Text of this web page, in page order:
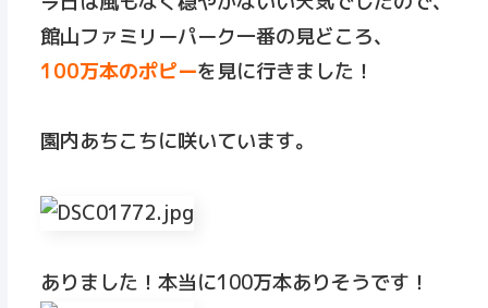
館山ファミリーパーク一番の見どころ、
100万本のポピーを見に行きました！
園内あちこちに咲いています。
ありました！本当に100万本ありそうです！